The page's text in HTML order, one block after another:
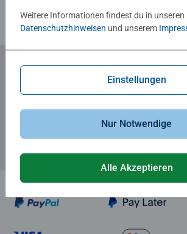
Zum Newsletter anmelden
Weitere Informationen findest du in unseren
Datenschutzhinweisen und unserem
Einstellungen
Nur Notwendige
Alle Akzeptieren